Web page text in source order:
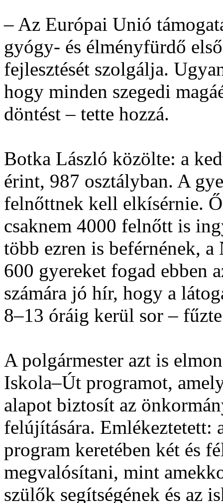
– Az Európai Unió
gyógy- és élményfürdő
fejlesztését szolgálja.
hogy minden szegedi
döntést – tette hozzá.
Botka László közölte: a
érint, 987 osztályban. A
felnőttnek kell elkísérnie.
csaknem 4000 felnőtt is
több ezren is beférnének,
600 gyereket fogad ebben
számára jó hír, hogy a
8–13 óráig kerül sor –
A polgármester azt is
Iskola–Út programot,
alapot biztosít az
felújítására. Emlékeztetett:
program keretében két és
megvalósítani, mint
szülők segítségének és az